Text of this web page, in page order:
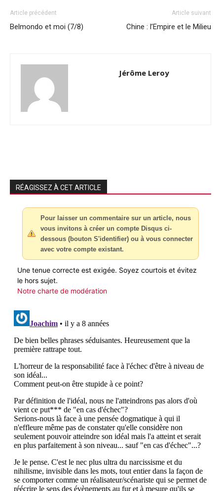
Article précédent
Belmondo et moi (7/8)
Article suivant
Chine : l’Empire et le Milieu
Jérôme Leroy
RÉAGISSEZ À CET ARTICLE
Pour laisser un commentaire sur un article, nous
vous invitons à créer un compte Disqus ci-
dessous (bouton S'identifier) ou à vous connecter
avec votre compte existant.
Une tenue correcte est exigée. Soyez courtois et évitez
le hors sujet.
Notre charte de modération